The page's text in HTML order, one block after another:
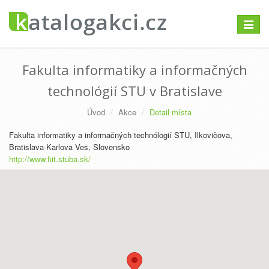
Fakulta informatiky a informačných
technológií STU v Bratislave
Úvod Akce
Detail místa
Fakulta informatiky a informačných technólogií STU, Ilkovičova,
Bratislava-Karlova Ves, Slovensko
http://www.fiit.stuba.sk/